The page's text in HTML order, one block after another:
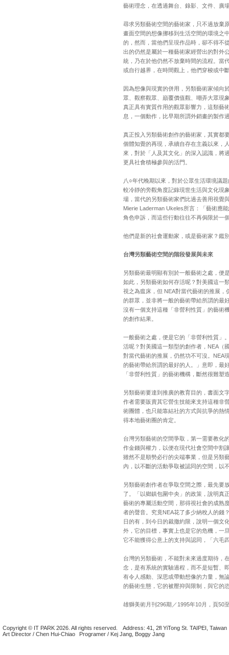
藝術理念，在透過舞台、錄影、文件、廣
尋求另類藝術空間的藝術家，只不過放棄
畫面空間的想像挪移到生活空間的環境之
的，然而，當他們呈現作品時，卻不得不
出的仍然是屬於一種藝術家經營出的對外
統，乃在於他仍然不放棄時間的流程。當
或自行越界，在時間觀上，他們穿梭或中
因為想像與現實的併用，另類藝術家傾向
眾、觀察觀眾、巔覆價值觀、嘲弄大眾現
真正具有實質作用的觀眾影響力，這類藝
息，一個動作，比早期所謂外銷畫的製作
真正投入另類藝術創作的藝術家，其實都
個體知覺的再現，承續自存在主義以來，
來，對於「人及其文化」的深入認識，將
更具社會積極參與的活門。
八○年代晚期以來，對於公眾生活環境議
較冷靜的旁觀角度記錄現世生活與文化現
場，當代的另類藝術家們比過去善用視覺
Mierie Laderman Ukeles所言：「藝術應
角色申訴，而這些行動往往不再侷限於一
他們是新的社會運動家，或是藝術家？鑑
台灣另類藝術空間的階段發展與未來
另類藝術最明顯有別於一般藝術之處，便
如此，另類藝術如何存活呢？對美國這一
視之為瘟床，但 NEA對當代藝術的推展
的群眾，並非將一般的藝術帶給所謂的最
沒有一個支持這種「非營利性質」的藝術
的創作結果。
一般藝術之處，便是它的「非營利性質」
活呢？對美國這一類型的創作者，NEA（
對當代藝術的推展，仍然功不可沒。NEA
的藝術帶給所謂的最好的人。」意即，最
「非營利性質」的藝術機構，斷然很難
另類藝術要達到推廣的教育目的，書面文
作者需要販賣其它營生技能來支持這種非
術團體，也只能靠結社的方式與抗爭的熱
得本地藝術圈的肯定。
台灣另類藝術的空間爭取，第一需要教化
作金錢與權力，以便在現代社會空間中割
雖然不是順勢必行的尖端事業，但是另類
內，以不斷的活動爭取被認同的空間，以
另類藝術創作者在爭取空間之際，最先要
了。「以鄉鎮包圍中央」的政策，說明真
藝術的專屬活動空間，那得視社會的成熟
者的聲音。究竟NEA花了多少納稅人的錢
日的有，到今日的裁撤約限，說明一個文
外，它的目標，事實上也是它的危機，一
它不能獲得公意上的支持與認同，「六毛
台灣的另類藝術，不能對未來過度期待，
念，是有系統的實驗過程，而不是短暫、
有令人感動、深思或帶動想像的力量，無
的藝術生態，它的被壓抑與限制，與它的
雄獅美術月刊296期／1995年10月，頁50
Copyright © IT PARK 2026. All rights reserved.
Address: 41, 2fl YiTong St. TAIPEI, Taiwan
Art Director / Chen Hui-Chiao
Programer / Kej Jang, Boggy Jang